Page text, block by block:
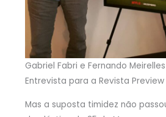
Gabriel Fabri e Fernando Meirelles
Entrevista para a Revista
Mas a suposta timidez não